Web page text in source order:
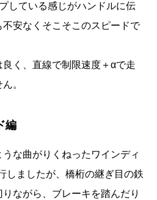
している感じがハンドルに伝
安なくそこそこのスピードで
く、直線で制限速度＋αで走
。
編
な曲がりくねったワインディ
しましたが、橋桁の継ぎ目の鉄
ながら、ブレーキを踏んだり